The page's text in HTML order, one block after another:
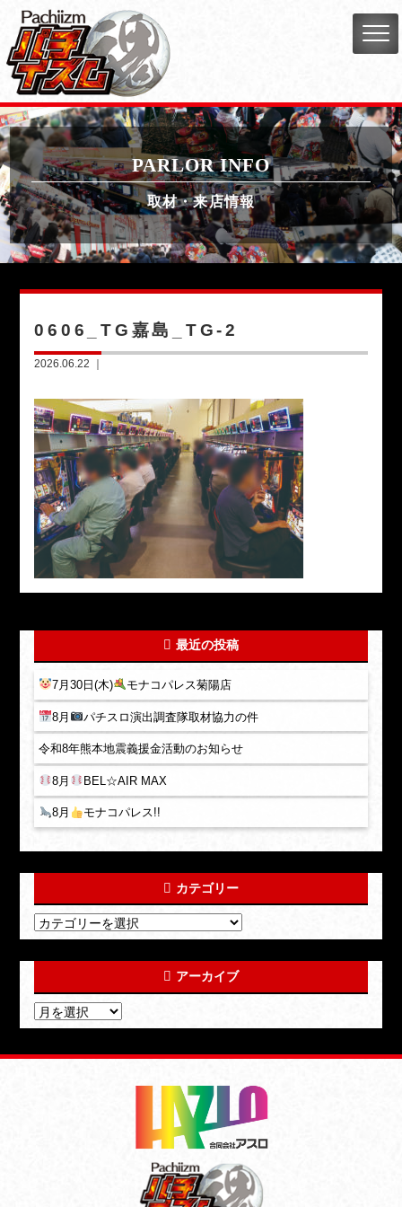
PARLOR INFO
取材・来店情報
0606_TG嘉島_TG-2
2026.06.22 ｜
最近の投稿
7月30日(木) モナコパレス菊陽店
8月 パチスロ演出調査隊取材協力の件
令和8年熊本地震義援金活動のお知らせ
8月 BEL☆AIR MAX
8月 モナコパレス!!
カテゴリー
アーカイブ